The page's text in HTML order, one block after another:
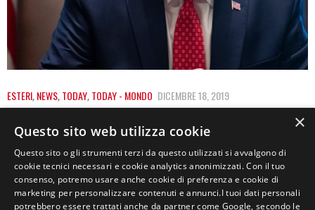
ESTERI,NEWS,TODAY,TODAY - MONDO DICEMBRE 18, 2019
TRUMP, ALLA CAMERA SI VOTA PER
L’IMPEACHMENT
Comunque andrà, quella di oggi resterà una giornata
storica per gli Stati Uniti. È infatti…
×
Questo sito web utilizza cookie
Questo sito o gli strumenti terzi da questo utilizzati si avvalgono di
cookie tecnici necessari e cookie analytics anonimizzati. Con il tuo
consenso, potremo usare anche cookie di preferenza e cookie di
marketing per personalizzare contenuti e annunci.I tuoi dati personali
potrebbero essere trattati anche da partner come Google, secondo le